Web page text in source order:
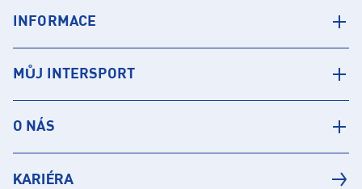
INFORMACE
MŮJ INTERSPORT
O NÁS
KARIÉRA